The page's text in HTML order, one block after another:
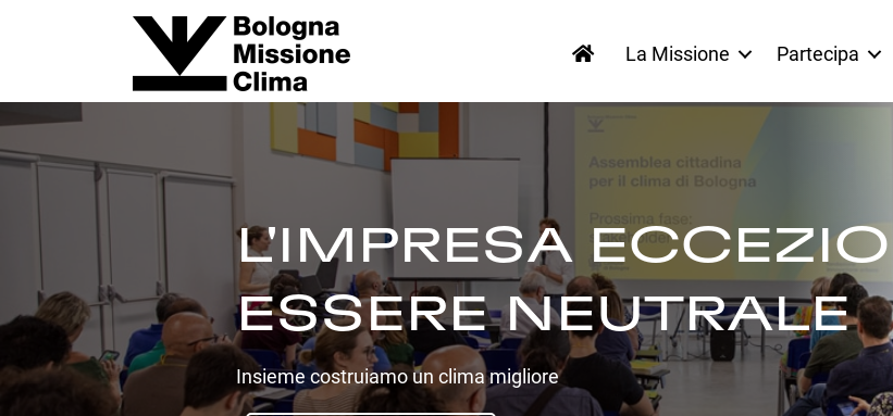
La Missione Partecipa
L'IMPRESA
ESSERE NEUTRALE
Insieme costruiamo un clima migliore